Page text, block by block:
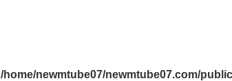
/home/newmtube07/newmtube07.com/